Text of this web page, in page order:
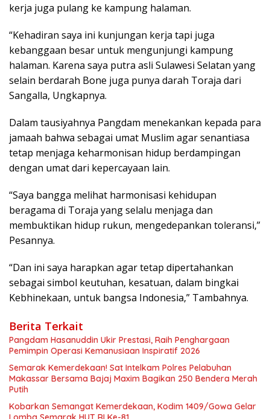
kerja juga pulang ke kampung halaman.
“Kehadiran saya ini kunjungan kerja tapi juga
kebanggaan besar untuk mengunjungi kampung
halaman. Karena saya putra asli Sulawesi Selatan yang
selain berdarah Bone juga punya darah Toraja dari
Sangalla, Ungkapnya.
Dalam tausiyahnya Pangdam menekankan kepada para
jamaah bahwa sebagai umat Muslim agar senantiasa
tetap menjaga keharmonisan hidup berdampingan
dengan umat dari kepercayaan lain.
“Saya bangga melihat harmonisasi kehidupan
beragama di Toraja yang selalu menjaga dan
membuktikan hidup rukun, mengedepankan toleransi,”
Pesannya.
“Dan ini saya harapkan agar tetap dipertahankan
sebagai simbol keutuhan, kesatuan, dalam bingkai
Kebhinekaan, untuk bangsa Indonesia,” Tambahnya.
Berita Terkait
Pangdam Hasanuddin Ukir Prestasi, Raih Penghargaan
Pemimpin Operasi Kemanusiaan Inspiratif 2026
Semarak Kemerdekaan! Sat Intelkam Polres Pelabuhan
Makassar Bersama Bajaj Maxim Bagikan 250 Bendera Merah
Putih
Kobarkan Semangat Kemerdekaan, Kodim 1409/Gowa Gelar